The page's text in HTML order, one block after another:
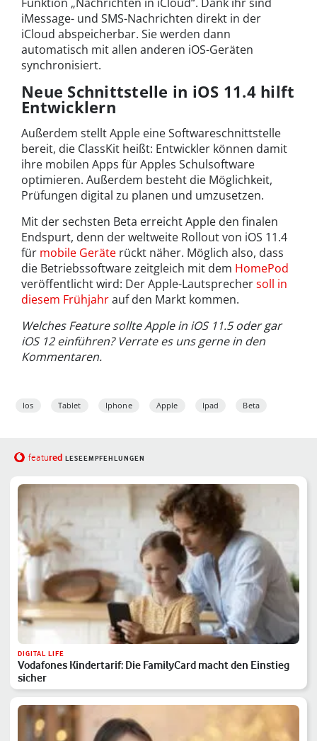
iMessage- und SMS-Nachrichten direkt in der
iCloud abspeicherbar. Sie werden dann
automatisch mit allen anderen iOS-Geräten
synchronisiert.
Neue Schnittstelle in iOS 11.4 hilft
Entwicklern
Außerdem stellt Apple eine Softwareschnittstelle
bereit, die ClassKit heißt: Entwickler können damit
ihre mobilen Apps für Apples Schulsoftware
optimieren. Außerdem besteht die Möglichkeit,
Prüfungen digital zu planen und umzusetzen.
Mit der sechsten Beta erreicht Apple den finalen
Endspurt, denn der weltweite Rollout von iOS 11.4
für mobile Geräte rückt näher. Möglich also, dass
die Betriebssoftware zeitgleich mit dem HomePod
veröffentlicht wird: Der Apple-Lautsprechersoll in
diesem Frühjahrauf den Markt kommen.
Welches Feature sollte Apple in iOS 11.5 oder gar
iOS 12 einführen? Verrate es uns gerne in den
Kommentaren.
Ios Tablet Iphone Apple Ipad Beta
featured LESEEMPFEHLUNGEN
DIGITAL LIFE
Vodafones Kindertarif: Die FamilyCard macht den Einstieg
sicher